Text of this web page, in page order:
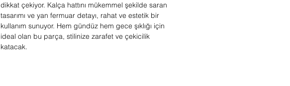
dikkat çekiyor. Kalça hattını mükemmel şekilde saran
tasarımı ve yan fermuar detayı, rahat ve estetik bir
kullanım sunuyor. Hem gündüz hem gece şıklığı için
ideal olan bu parça, stilinize zarafet ve çekicilik
katacak.